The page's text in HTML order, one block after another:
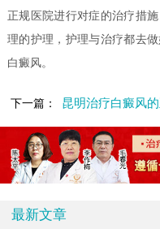
正规医院进行对症的治疗措
理的护理，护理与治疗都去
白癜风。
下一篇： 昆明治疗白癜风的正
最新文章